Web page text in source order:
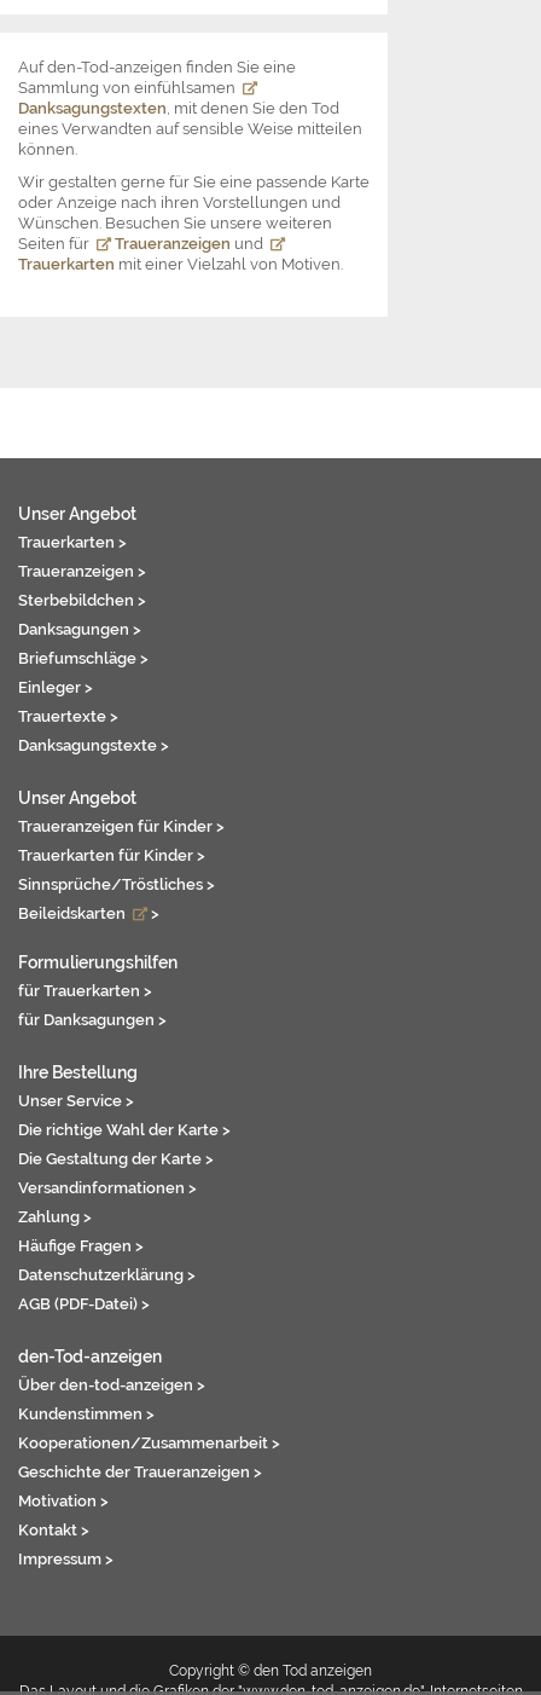
Auf den-Tod-anzeigen finden Sie eine
Sammlung von einfühlsamen
Danksagungstexten, mit denen Sie den Tod
eines Verwandten auf sensible Weise mitteilen
können.
Wir gestalten gerne für Sie eine passende Karte
oder Anzeige nach ihren Vorstellungen und
Wünschen. Besuchen Sie unsere weiteren
Seiten für
Traueranzeigen und
Trauerkarten mit einer Vielzahl von Motiven.
Unser Angebot
Trauerkarten >
Traueranzeigen >
Sterbebildchen >
Danksagungen >
Briefumschläge >
Einleger >
Trauertexte >
Danksagungstexte >
Unser Angebot
Traueranzeigen für Kinder >
Trauerkarten für Kinder >
Sinnsprüche/Tröstliches >
Beileidskarten
>
Formulierungshilfen
für Trauerkarten >
für Danksagungen >
Ihre Bestellung
Unser Service >
Die richtige Wahl der Karte >
Die Gestaltung der Karte >
Versandinformationen >
Zahlung >
Häufige Fragen >
Datenschutzerklärung >
AGB (PDF-Datei) >
den-Tod-anzeigen
Über den-tod-anzeigen >
Kundenstimmen >
Kooperationen/Zusammenarbeit >
Geschichte der Traueranzeigen >
Motivation >
Kontakt >
Impressum >
Copyright © den Tod anzeigen
Das Layout und die Grafiken der "www.den-tod-anzeigen.de"-Internetseiten